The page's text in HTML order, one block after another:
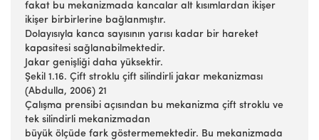
fakat bu mekanizmada kancalar alt kısımlardan ikişer
ikişer birbirlerine bağlanmıştır.
Dolayısıyla kanca sayısının yarısı kadar bir hareket
kapasitesi sağlanabilmektedir.
Jakar genişliği daha yüksektir.
Şekil 1.16. Çift stroklu çift silindirli jakar mekanizması
(Abdulla, 2006) 21
Çalışma prensibi açısından bu mekanizma çift stroklu ve
tek silindirli mekanizmadan
büyük ölçüde fark göstermemektedir. Bu mekanizmada